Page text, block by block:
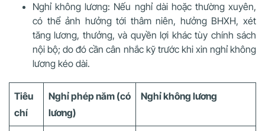
Nghỉ không lương: Nếu nghỉ dài hoặc thường xuyên,
có thể ảnh hưởng tới thâm niên, hưởng BHXH, xét
tăng lương, thưởng, và quyền lợi khác tùy chính sách
nội bộ; do đó cần cân nhắc kỹ trước khi xin nghỉ không
lương kéo dài.
Tiêu
chí
Nghỉ phép năm (có
lương)
Nghỉ không lương